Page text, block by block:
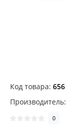
Код товара: 656
Производитель:
0